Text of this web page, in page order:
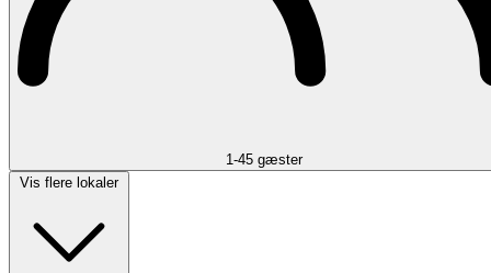
1-45 gæster
Vis flere lokaler